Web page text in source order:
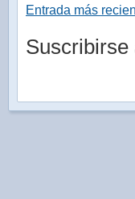
Entrada más
Suscribirse